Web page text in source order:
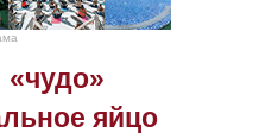
«чудо»
яйцо